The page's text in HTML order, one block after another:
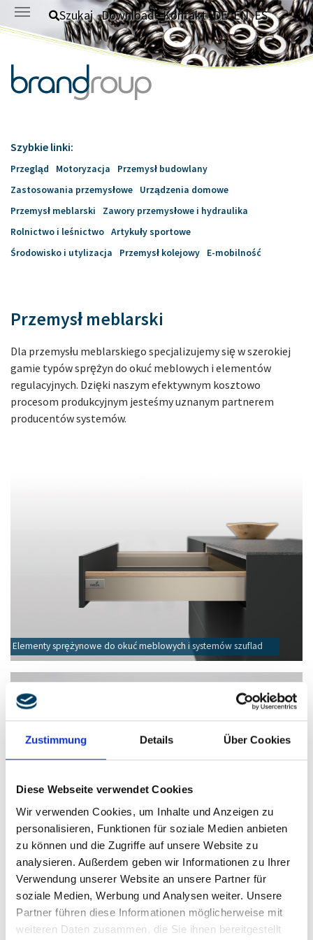
Zustimmung Details Über Cookies
Diese Webseite verwendet Cookies
Wir verwenden Cookies, um Inhalte und Anzeigen zu
personalisieren, Funktionen für soziale Medien anbieten
zu können und die Zugriffe auf unsere Website zu
analysieren. Außerdem geben wir Informationen zu Ihrer
Verwendung unserer Website an unsere Partner für
soziale Medien, Werbung und Analysen weiter. Unsere
Partner führen diese Informationen möglicherweise mit
weiteren Daten zusammen, die Sie ihnen bereitgestellt
Skip to main content
Szukaj Download Kontakt DE EN ES
Szybkie linki:
Przegląd Motoryzacja
Przemysł budowlany
Zastosowania przemysłowe
Urządzenia domowe
Przemysł meblarski
Zawory przemysłowe i hydraulika
Rolnictwo i leśnictwo Artykuły sportowe
Środowisko i utylizacja
Przemysł kolejowy E-mobilność
Przemysł meblarski
Dla przemysłu meblarskiego specjalizujemy się w szerokiej
gamie typów sprężyn do okuć meblowych i elementów
regulacyjnych. Dzięki naszym efektywnym kosztowo
procesom produkcyjnym jesteśmy uznanym partnerem
producentów systemów.
Elementy sprężynowe do okuć meblowych i systemów szuflad